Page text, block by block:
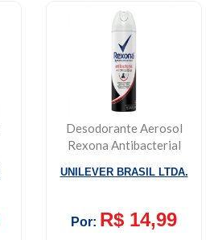
Desodorante Aerosol
Rexona Antibacterial
UNILEVER BRASIL LTDA.
Por: R$ 14,99